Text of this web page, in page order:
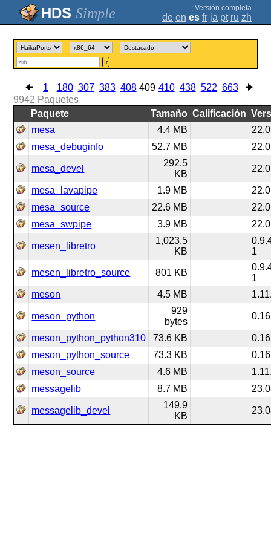
Simple ; Versión completa
de en es fr ja pt ru zh
Ir
1 180 307 383 408 409 410 438 522 663
9942 Paquetes
Paquete
Tamaño Calificación
mesa
4.4 MB
mesa_debuginfo
52.7 MB
mesa_devel
292.5
KB
mesa_lavapipe 1.9 MB
mesa_source
22.6 MB
mesa_swpipe
3.9 MB
mesen_libretro
1,023.5
KB
1
mesen_libretro_source 801 KB
1
meson
4.5 MB
meson_python
929
bytes
meson_python_python310 73.6 KB
meson_python_source
73.3 KB
meson_source
4.6 MB
messagelib
8.7 MB
messagelib_devel
149.9
KB